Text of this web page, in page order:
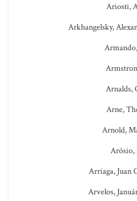
Ariosti,
Arkhangelsky,
Arnalds,
Arne,
Arnold,
Arósio,
Arriaga, Juan
Arvelos,